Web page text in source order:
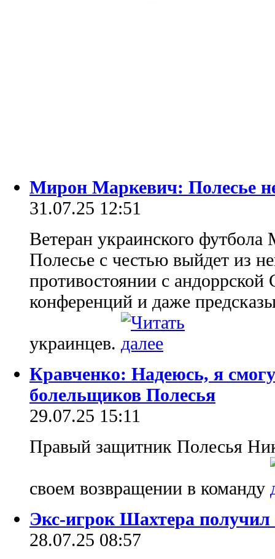
Мирон Маркевич: Полесье
31.07.25 12:51
Ветеран украинского
Полесье с честью выйдет из
противостоянии с
конференций и даже
украинцев.
Кравченко: Надеюсь, я
болельщиков Полесья
29.07.25 15:11
Правый защитник Полесья
своем возвращении в команду
Экс-игрок Шахтера получил
28.07.25 08:57